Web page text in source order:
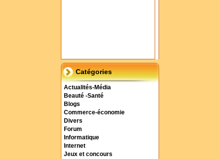
Catégories
Actualités-Média
Beauté -Santé
Blogs
Commerce-économie
Divers
Forum
Informatique
Internet
Jeux et concours